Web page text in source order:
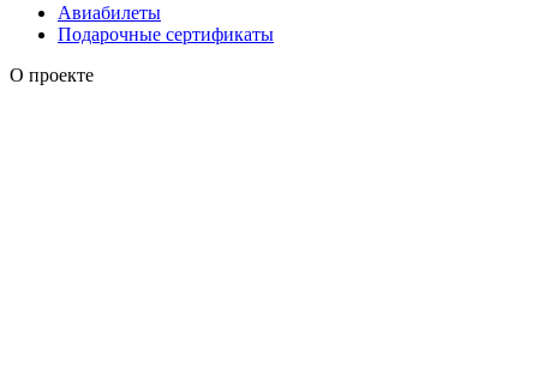
Авиабилеты
Подарочные сертификаты
О проекте